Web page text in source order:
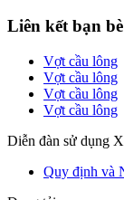
Liên kết bạn bè
Vợt cầu lông
Vợt cầu lông
Vợt cầu lông
Vợt cầu lông
Diễn đàn sử dụng
Quy định và